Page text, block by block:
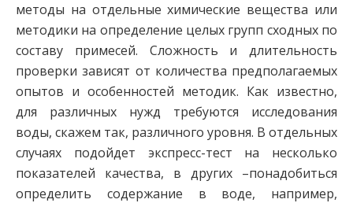
методы на отдельные химические вещества или
методики на определение целых групп сходных по
составу примесей. Сложность и длительность
проверки зависят от количества предполагаемых
опытов и особенностей методик. Как известно,
для различных нужд требуются исследования
воды, скажем так, различного уровня. В отдельных
случаях подойдет экспресс-тест на несколько
показателей качества, в других –понадобиться
определить содержание в воде, например,